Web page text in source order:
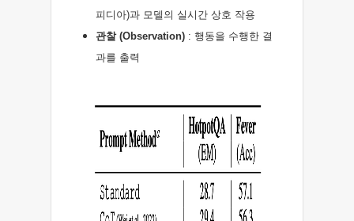
피디아)과 모델의 실시간 상호 작용
관찰 (Observation) : 행동을 수행한 결
과를 출력